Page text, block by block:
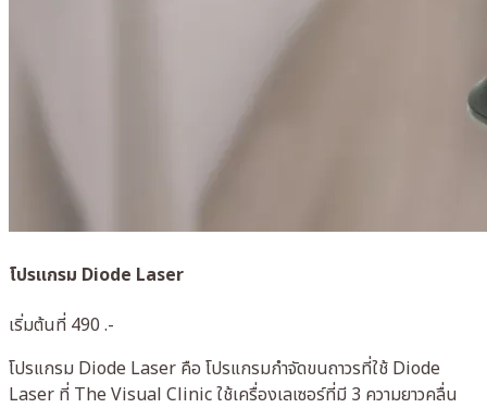
โปรแกรม Diode Laser
เริ่มต้นที่ 490 .-
โปรแกรม Diode Laser คือ โปรแกรมกำจัดขนถาวรที่ใช้ Diode
Laser ที่ The Visual Clinic ใช้เครื่องเลเซอร์ที่มี 3 ความยาวคลื่น